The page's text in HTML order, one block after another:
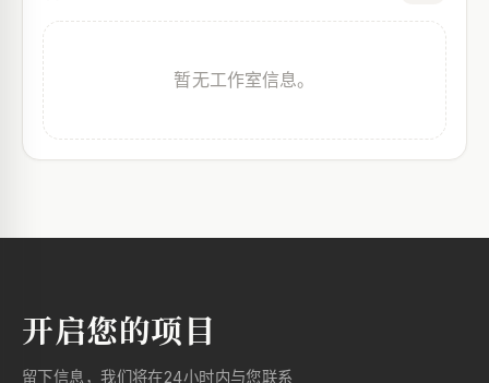
暂无工作室信息。
开启您的项目
留下信息，我们将在24小时内与您联系